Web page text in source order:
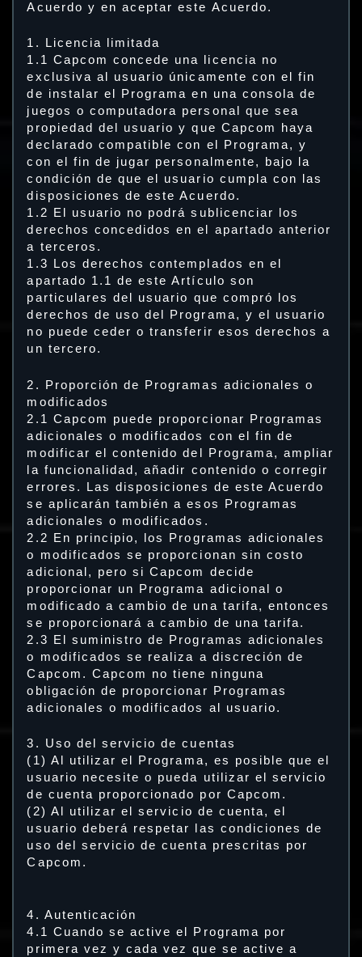
Acuerdo y en aceptar este Acuerdo.
1. Licencia limitada
1.1 Capcom concede una licencia no
exclusiva al usuario únicamente con el fin
de instalar el Programa en una consola de
juegos o computadora personal que sea
propiedad del usuario y que Capcom haya
declarado compatible con el Programa, y
con el fin de jugar personalmente, bajo la
condición de que el usuario cumpla con las
disposiciones de este Acuerdo.
1.2 El usuario no podrá sublicenciar los
derechos concedidos en el apartado anterior
a terceros.
1.3 Los derechos contemplados en el
apartado 1.1 de este Artículo son
particulares del usuario que compró los
derechos de uso del Programa, y el usuario
no puede ceder o transferir esos derechos a
un tercero.
2. Proporción de Programas adicionales o
modificados
2.1 Capcom puede proporcionar Programas
adicionales o modificados con el fin de
modificar el contenido del Programa, ampliar
la funcionalidad, añadir contenido o corregir
errores. Las disposiciones de este Acuerdo
se aplicarán también a esos Programas
adicionales o modificados.
2.2 En principio, los Programas adicionales
o modificados se proporcionan sin costo
adicional, pero si Capcom decide
proporcionar un Programa adicional o
modificado a cambio de una tarifa, entonces
se proporcionará a cambio de una tarifa.
2.3 El suministro de Programas adicionales
o modificados se realiza a discreción de
Capcom. Capcom no tiene ninguna
obligación de proporcionar Programas
adicionales o modificados al usuario.
3. Uso del servicio de cuentas
(1) Al utilizar el Programa, es posible que el
usuario necesite o pueda utilizar el servicio
de cuenta proporcionado por Capcom.
(2) Al utilizar el servicio de cuenta, el
usuario deberá respetar las condiciones de
uso del servicio de cuenta prescritas por
Capcom.
4. Autenticación
4.1 Cuando se active el Programa por
primera vez y cada vez que se active a